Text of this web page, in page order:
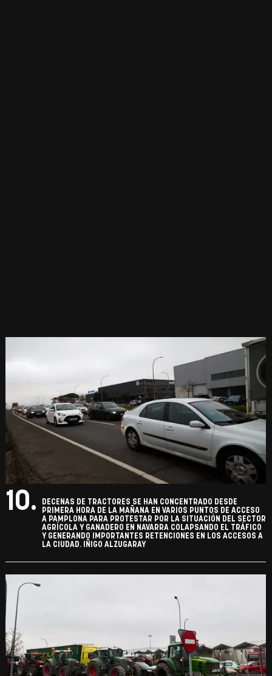
10.
DECENAS DE TRACTORES SE HAN CONCENTRADO DESDE
PRIMERA HORA DE LA MAÑANA EN VARIOS PUNTOS DE ACCESO
A PAMPLONA PARA PROTESTAR POR LA SITUACIÓN DEL SECTOR
AGRÍCOLA Y GANADERO EN NAVARRA COLAPSANDO EL TRÁFICO
Y GENERANDO IMPORTANTES RETENCIONES EN LOS ACCESOS A
LA CIUDAD. IÑIGO ALZUGARAY